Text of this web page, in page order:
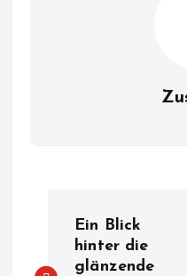
Ein Blick
hinter die
glänzende